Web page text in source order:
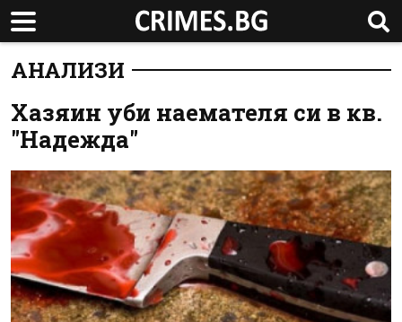
АНАЛИЗИ
Хазяин уби наемателя си в кв.
"Надежда"